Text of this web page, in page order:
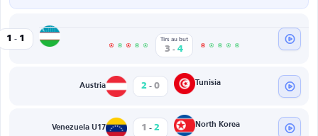
1 - 1 Tirs au but
3 - 4
Austria 2 - 0 Tunisia
Venezuela U17 1 - 2 North Korea